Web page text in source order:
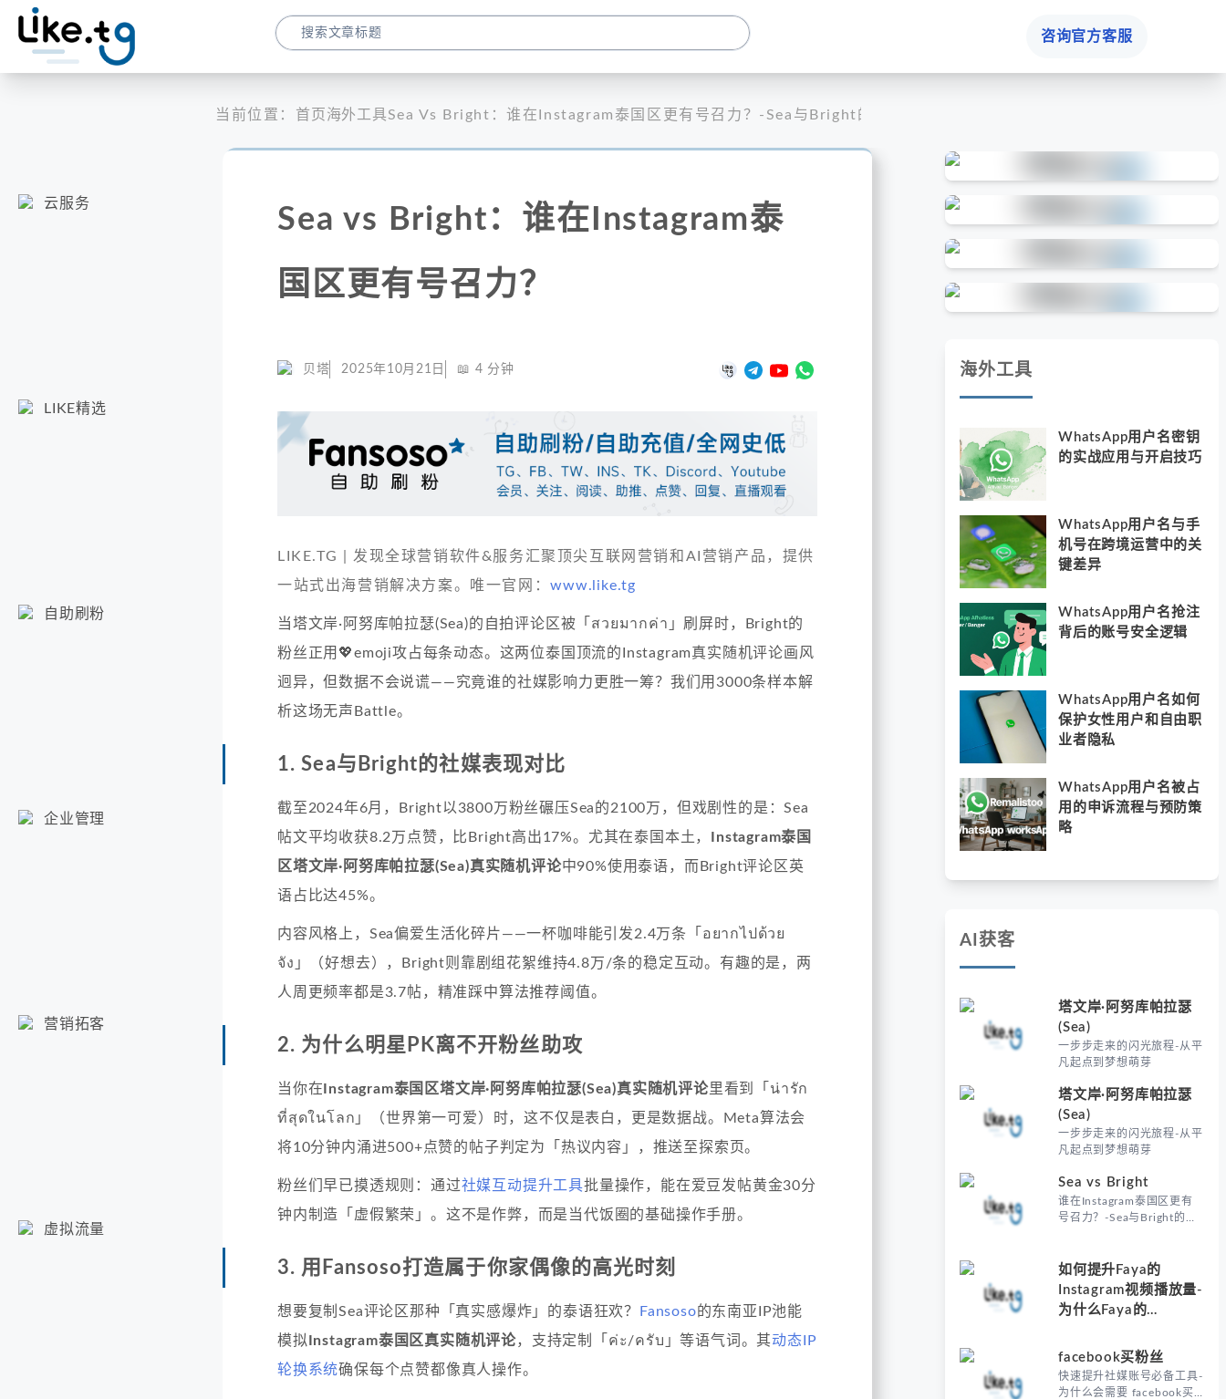
咨询官方客服
云服务
LIKE精选
自助刷粉
企业管理
营销拓客
虚拟流量
当前位置： 首页 海外工具Sea Vs Bright：谁在Instagram泰国区更有号召力？-Sea与Bright的社媒表现对比
Sea vs Bright：谁在Instagram泰
国区更有号召力？
贝塔 2025年10月21日 📖 4 分钟
LIKE.TG | 发现全球营销软件&服务汇聚顶尖互联网营销和AI营销产品，提供
一站式出海营销解决方案。唯一官网：www.like.tg
当塔文岸·阿努库帕拉瑟(Sea)的自拍评论区被「สวยมากค่า」刷屏时，Bright的
粉丝正用💖emoji攻占每条动态。这两位泰国顶流的Instagram真实随机评论画风
迥异，但数据不会说谎——究竟谁的社媒影响力更胜一筹？我们用3000条样本解
析这场无声Battle。
1. Sea与Bright的社媒表现对比
截至2024年6月，Bright以3800万粉丝碾压Sea的2100万，但戏剧性的是：Sea
帖文平均收获8.2万点赞，比Bright高出17%。尤其在泰国本土， Instagram泰国
区塔文岸·阿努库帕拉瑟(Sea)真实随机评论中90%使用泰语，而Bright评论区英
语占比达45%。
内容风格上，Sea偏爱生活化碎片——一杯咖啡能引发2.4万条「อยากไปด้วย
จัง」（好想去），Bright则靠剧组花絮维持4.8万/条的稳定互动。有趣的是，两
人周更频率都是3.7帖，精准踩中算法推荐阈值。
2. 为什么明星PK离不开粉丝助攻
当你在Instagram泰国区塔文岸·阿努库帕拉瑟(Sea)真实随机评论里看到「น่ารัก
ที่สุดในโลก」（世界第一可爱）时，这不仅是表白，更是数据战。Meta算法会
将10分钟内涌进500+点赞的帖子判定为「热议内容」，推送至探索页。
粉丝们早已摸透规则：通过社媒互动提升工具批量操作，能在爱豆发帖黄金30分
钟内制造「虚假繁荣」。这不是作弊，而是当代饭圈的基础操作手册。
3. 用Fansoso打造属于你家偶像的高光时刻
想要复制Sea评论区那种「真实感爆炸」的泰语狂欢？ Fansoso的东南亚IP池能
模拟Instagram泰国区真实随机评论，支持定制「ค่ะ/ครับ」等语气词。其动态IP
轮换系统确保每个点赞都像真人操作。
海外工具
WhatsApp用户名密钥
的实战应用与开启技巧
WhatsApp用户名与手
机号在跨境运营中的关
键差异
WhatsApp用户名抢注
背后的账号安全逻辑
WhatsApp用户名如何
保护女性用户和自由职
业者隐私
WhatsApp用户名被占
用的申诉流程与预防策
略
AI获客
塔文岸·阿努库帕拉瑟
(Sea)
一步步走来的闪光旅程-从平
凡起点到梦想萌芽
塔文岸·阿努库帕拉瑟
(Sea)
一步步走来的闪光旅程-从平
凡起点到梦想萌芽
Sea vs Bright
谁在Instagram泰国区更有
号召力？-Sea与Bright的社
如何提升Faya的
Instagram视频播放量-
为什么Faya的
需要刷粉支持
facebook买粉丝
快速提升社媒账号必备工具-
为什么会需要 facebook买